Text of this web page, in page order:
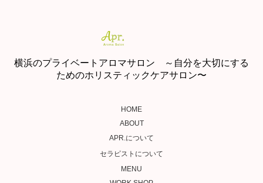
横浜のプライベートアロマサロン ～自分を大切にする
ためのホリスティックケアサロン〜
HOME
ABOUT
APR.について
セラピストについて
MENU